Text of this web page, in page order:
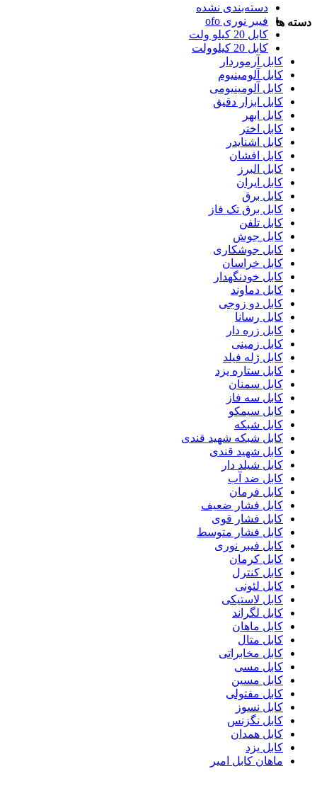
دسته ها
دسته‌بندی نشده
فیبر نوری ofo
کابل 20 کیلو ولت
کابل 20 کیلوولت
کابل آرموردار
کابل آلومینیوم
کابل آلومینیومی
کابل ابزار دقیق
کابل ابهر
کابل اختر
کابل اشنایدر
کابل افشان
کابل البرز
کابل ایران
کابل برق
کابل برق تک فاز
کابل تلفن
کابل جوش
کابل جوشکاری
کابل خراسان
کابل خودنگهدار
کابل دماوند
کابل دو زوجی
کابل رسانا
کابل زره دار
کابل زمینی
کابل ژله فیلد
کابل ستاره یزد
کابل سمنان
کابل سه فاز
کابل سیمکو
کابل شبکه
کابل شبکه شهید قندی
کابل شهید قندی
کابل شیلد دار
کابل ضد آب
کابل فرمان
کابل فشار ضعیف
کابل فشار قوی
کابل فشار متوسط
کابل فیبر نوری
کابل کرمان
کابل کنترل
کابل لئونی
کابل لاستیکی
کابل لگراند
کابل ماهان
کابل متال
کابل مخابراتی
کابل مسی
کابل مسین
کابل مفتولی
کابل نسوز
کابل نگزنس
کابل همدان
کابل یزد
ماهان کابل امیر